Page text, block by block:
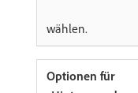
wählen.